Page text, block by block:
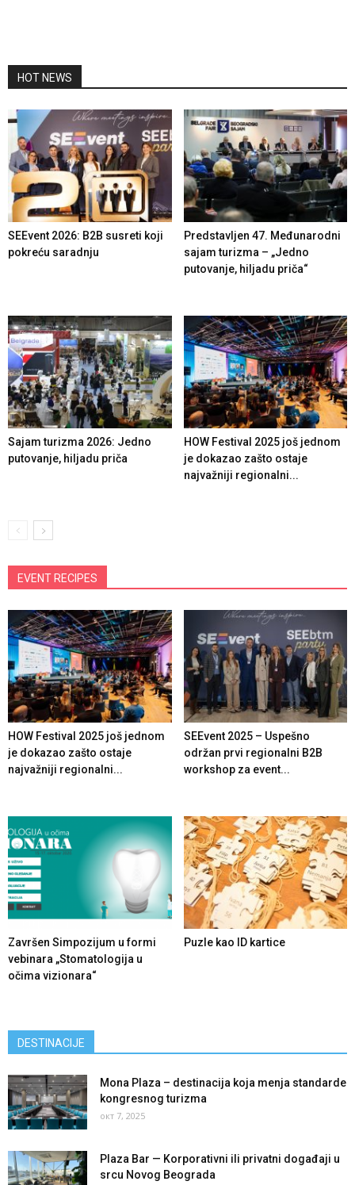
HOT NEWS
SEEvent 2026: B2B susreti koji
pokreću saradnju
Predstavljen 47. Međunarodni
sajam turizma – „Jedno
putovanje, hiljadu priča“
Sajam turizma 2026: Jedno
putovanje, hiljadu priča
HOW Festival 2025 još jednom
je dokazao zašto ostaje
najvažniji regionalni...
EVENT RECIPES
HOW Festival 2025 još jednom
je dokazao zašto ostaje
najvažniji regionalni...
SEEvent 2025 – Uspešno
održan prvi regionalni B2B
workshop za event...
Završen Simpozijum u formi
vebinara „Stomatologija u
očima vizionara“
Puzle kao ID kartice
DESTINACIJE
Mona Plaza – destinacija koja menja standarde
kongresnog turizma
окт 7, 2025
Plaza Bar — Korporativni ili privatni događaji u
srcu Novog Beograda